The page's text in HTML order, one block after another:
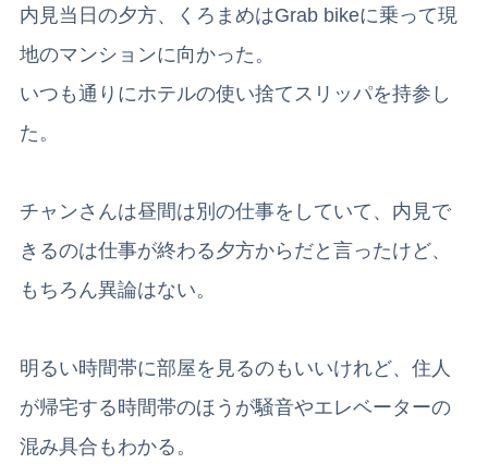
内見当日の夕方、くろまめはGrab bikeに乗って現
地のマンションに向かった。
いつも通りにホテルの使い捨てスリッパを持参し
た。
チャンさんは昼間は別の仕事をしていて、内見で
きるのは仕事が終わる夕方からだと言ったけど、
もちろん異論はない。
明るい時間帯に部屋を見るのもいいけれど、住人
が帰宅する時間帯のほうが騒音やエレベーターの
混み具合もわかる。